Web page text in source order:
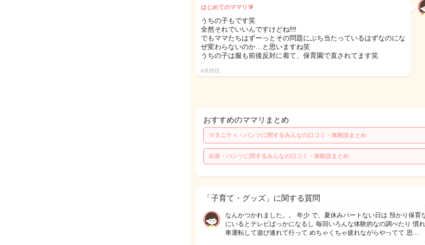
はじめてのママリ🔰
うちの子もです笑
全然それでいいんですけどね‼︎‼︎
でもママたちはずーっとその問題にぶち当たっているはずなのにな
ぜ変わらないのか…と思いますね笑
うちの子は服も前後反対に着て、保育園で直されてます笑
6月25日
おすすめのママリまとめ
マタニティ・パンツに関するみんなの口コミ・体験談まとめ
出産・パンツに関するみんなの口コミ・体験談まとめ
「子育て・グッズ」に関する質問
なんかつかれました。。 年少 で、夏休みパートない日は 預かり保育
にいるとテレビばっかになるし 毎回いろんな体験的なの調べたり 慣
車運転して遊び連れて行って めちゃくちゃ疲れながらやってて 思…